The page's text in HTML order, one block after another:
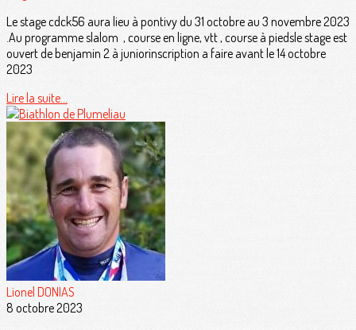
Le stage cdck56 aura lieu à pontivy du 31 octobre au 3 novembre 2023
.Au programme slalom , course en ligne, vtt , course à piedsle stage est
ouvert de benjamin 2 à juniorinscription a faire avant le 14 octobre
2023
Lire la suite...
Lionel DONIAS
8 octobre 2023